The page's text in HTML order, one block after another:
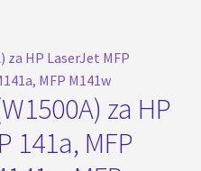
za HP
141a, MFP